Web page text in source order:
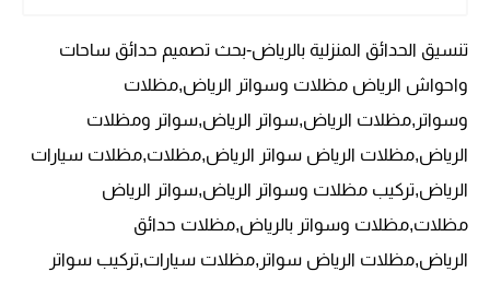
تنسيق الحدائق المنزلية بالرياض-بحث تصميم حدائق ساحات
واحواش الرياض مظلات وسواتر الرياض,مظلات
وسواتر,مظلات الرياض,سواتر الرياض,سواتر ومظلات
الرياض,مظلات الرياض سواتر الرياض,مظلات,مظلات سيارات
الرياض,تركيب مظلات وسواتر الرياض,سواتر الرياض
مظلات,مظلات وسواتر بالرياض,مظلات حدائق
الرياض,مظلات الرياض سواتر,مظلات سيارات,تركيب سواتر